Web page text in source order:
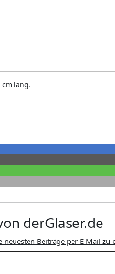
cm lang.
derGlaser.de
neuesten Beiträge per E-Mail zu